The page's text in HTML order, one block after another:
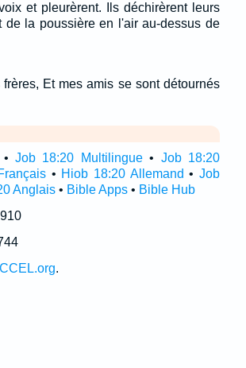
et pleurèrent. Ils déchirèrent leurs
de la poussière en l'air au-dessus de
frères, Et mes amis se sont détournés
•Job 18:20 Multilingue• Job 18:20
• Hiob 18:20 Allemand • Job
Anglais• Bible Apps• Bible Hub
CCEL.org.